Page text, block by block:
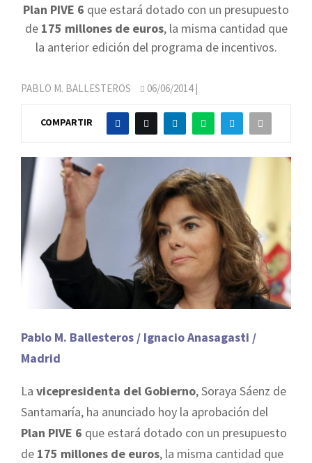
Plan PIVE 6 que estará dotado con un presupuesto
de 175 millones de euros, la misma cantidad que
la anterior edición del programa de incentivos.
PABLO M. BALLESTEROS 06/06/2014|
COMPARTIR
Pablo M. Ballesteros / Ignacio Anasagasti /
Madrid
La vicepresidenta del Gobierno, Soraya Sáenz de
Santamaría, ha anunciado hoy la aprobación del
Plan PIVE 6 que estará dotado con un presupuesto
de 175 millones de euros, la misma cantidad que